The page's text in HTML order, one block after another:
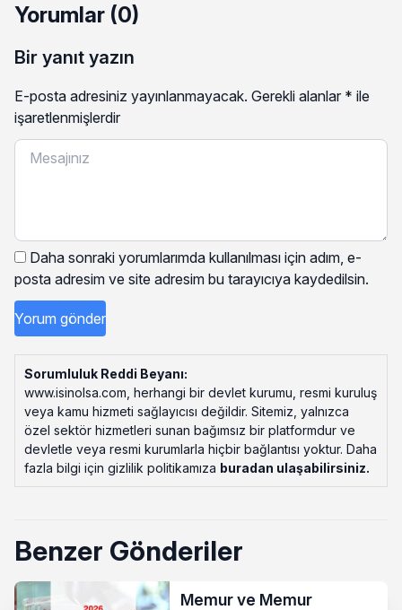
Yorumlar (0)
Bir yanıt yazın
E-posta adresiniz yayınlanmayacak. Gerekli alanlar * ile
işaretlenmişlerdir
Daha sonraki yorumlarımda kullanılması için adım, e-
posta adresim ve site adresim bu tarayıcıya kaydedilsin.
Sorumluluk Reddi Beyanı:
www.isinolsa.com, herhangi bir devlet kurumu, resmi kuruluş
veya kamu hizmeti sağlayıcısı değildir. Sitemiz, yalnızca
özel sektör hizmetleri sunan bağımsız bir platformdur ve
devletle veya resmi kurumlarla hiçbir bağlantısı yoktur. Daha
fazla bilgi için gizlilik politikamıza buradan ulaşabilirsiniz.
Benzer Gönderiler
Memur ve Memur